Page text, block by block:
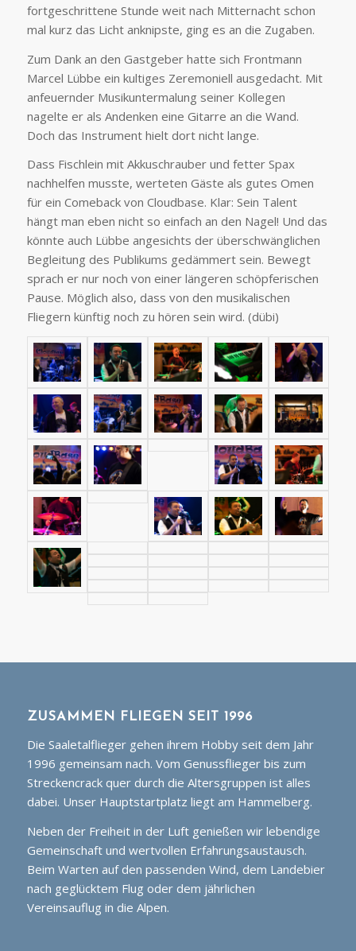
fortgeschrittene Stunde weit nach Mitternacht schon
mal kurz das Licht anknipste, ging es an die Zugaben.
Zum Dank an den Gastgeber hatte sich Frontmann
Marcel Lübbe ein kultiges Zeremoniell ausgedacht. Mit
anfeuernder Musikuntermalung seiner Kollegen
nagelte er als Andenken eine Gitarre an die Wand.
Doch das Instrument hielt dort nicht lange.
Dass Fischlein mit Akkuschrauber und fetter Spax
nachhelfen musste, werteten Gäste als gutes Omen
für ein Comeback von Cloudbase. Klar: Sein Talent
hängt man eben nicht so einfach an den Nagel! Und das
könnte auch Lübbe angesichts der überschwänglichen
Begleitung des Publikums gedämmert sein. Bewegt
sprach er nur noch von einer längeren schöpferischen
Pause. Möglich also, dass von den musikalischen
Fliegern künftig noch zu hören sein wird. (dübi)
ZUSAMMEN FLIEGEN SEIT 1996
Die Saaletalflieger gehen ihrem Hobby seit dem Jahr
1996 gemeinsam nach. Vom Genussflieger bis zum
Streckencrack quer durch die Altersgruppen ist alles
dabei. Unser Hauptstartplatz liegt am Hammelberg.
Neben der Freiheit in der Luft genießen wir lebendige
Gemeinschaft und wertvollen Erfahrungsaustausch.
Beim Warten auf den passenden Wind, dem Landebier
nach geglücktem Flug oder dem jährlichen
Vereinsauflug in die Alpen.